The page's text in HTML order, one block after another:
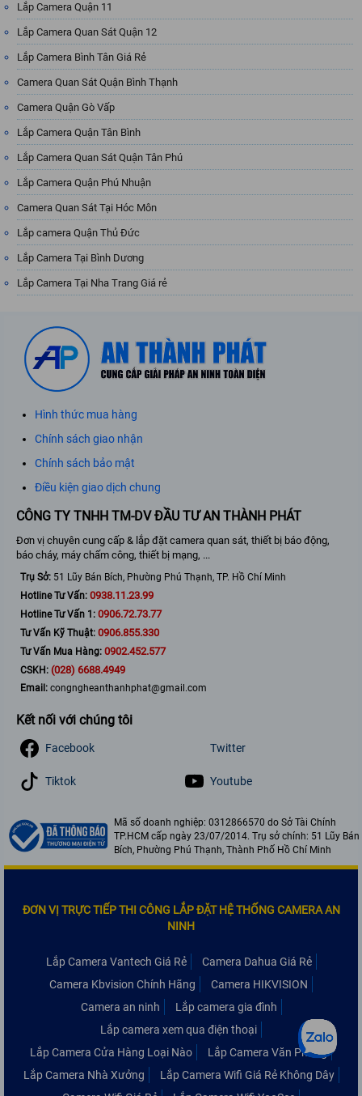
Lắp Camera Quận 11
Lắp Camera Quan Sát Quận 12
Lắp Camera Bình Tân Giá Rẻ
Camera Quan Sát Quận Bình Thạnh
Camera Quận Gò Vấp
Lắp Camera Quận Tân Bình
Lắp Camera Quan Sát Quận Tân Phú
Lắp Camera Quận Phú Nhuận
Camera Quan Sát Tại Hóc Môn
Lắp camera Quận Thủ Đức
Lắp Camera Tại Bình Dương
Lắp Camera Tại Nha Trang Giá rẻ
Hình thức mua hàng
Chính sách giao nhận
Chính sách bảo mật
Điều kiện giao dịch chung
CÔNG TY TNHH TM-DV ĐẦU TƯ AN THÀNH PHÁT
Đơn vị chuyên cung cấp & lắp đặt camera quan sát, thiết bị báo động,
báo cháy, máy chấm công, thiết bị mạng, ...
Trụ Sở: 51 Lũy Bán Bích, Phường Phú Thạnh, TP. Hồ Chí Minh
Hotline Tư Vấn: 0938.11.23.99
Hotline Tư Vấn 1: 0906.72.73.77
Tư Vấn Kỹ Thuật: 0906.855.330
Tư Vấn Mua Hàng: 0902.452.577
CSKH: (028) 6688.4949
Email: congngheanthanhphat@gmail.com
Kết nối với chúng tôi
Facebook Twitter
Tiktok Youtube
Mã số doanh nghiệp: 0312866570 do Sở Tài Chính
TP.HCM cấp ngày 23/07/2014. Trụ sở chính: 51 Lũy Bán
Bích, Phường Phú Thạnh, Thành Phố Hồ Chí Minh
ĐƠN VỊ TRỰC TIẾP THI CÔNG LẮP ĐẶT HỆ THỐNG CAMERA AN
NINH
Lắp Camera Vantech Giá Rẻ
Camera Dahua Giá Rẻ
Camera Kbvision Chính Hãng
Camera HIKVISION
Camera an ninh
Lắp camera gia đình
Lắp camera xem qua điện thoại
Lắp Camera Cửa Hàng Loại Nào
Lắp Camera Văn Phòng
Lắp Camera Nhà Xưởng
Lắp Camera Wifi Giá Rẻ Không Dây